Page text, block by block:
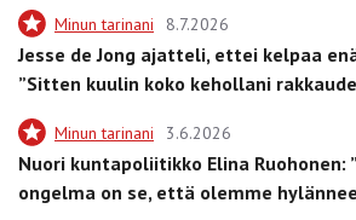
Minun tarinani 8.7.2026
Jesse de Jong ajatteli, ettei kelpaa
”Sitten kuulin koko kehollani
Minun tarinani 3.6.2026
Nuori kuntapoliitikko Elina Ruohonen:
ongelma on se, että olemme